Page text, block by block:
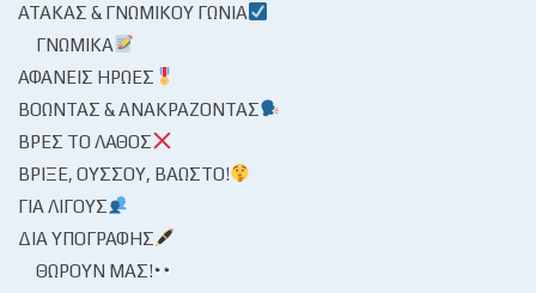
ΑΤΆΚΑΣ & ΓΝΩΜΙΚΟΎ ΓΩΝΊΑ
ΓΝΩΜΙΚΆ
ΑΦΑΝΕΊΣ ΉΡΩΕΣ
ΒΟΏΝΤΑΣ & ΑΝΑΚΡΆΖΟΝΤΑΣ
ΒΡΕΣ ΤΟ ΛΆΘΟΣ
ΒΡΊΞΕ, ΟΎΣΣΟΥ, ΒΆΩΣΤΟ!
ΓΙΑ ΛΊΓΟΥΣ
ΔΙΑ ΥΠΟΓΡΑΦΉΣ
ΘΩΡΟΎΝ ΜΑΣ!